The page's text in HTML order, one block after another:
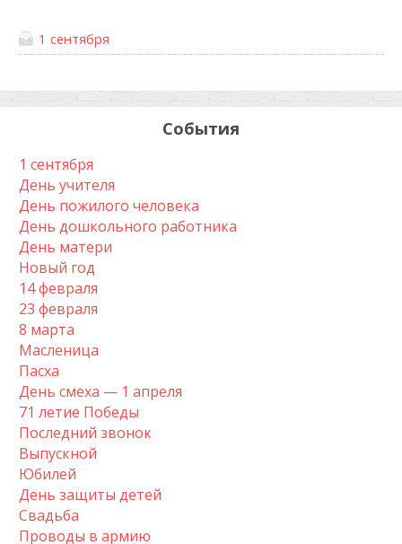
1 сентября
События
1 сентября
День учителя
День пожилого человека
День дошкольного работника
День матери
Новый год
14 февраля
23 февраля
8 марта
Масленица
Пасха
День смеха — 1 апреля
71 летие Победы
Последний звонок
Выпускной
Юбилей
День защиты детей
Свадьба
Проводы в армию